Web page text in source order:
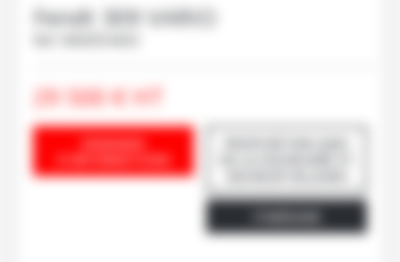
Fendt 309 VARIO
29 500€HT